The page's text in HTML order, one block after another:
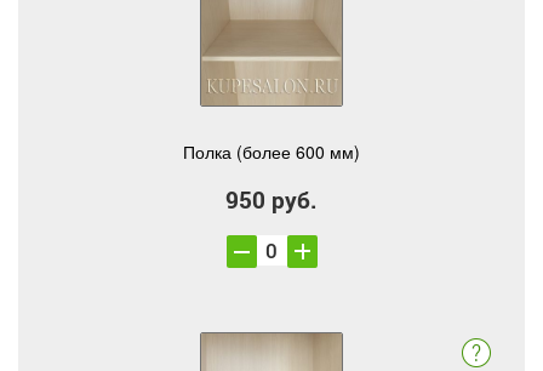
Полка (более 600 мм)
950 руб.